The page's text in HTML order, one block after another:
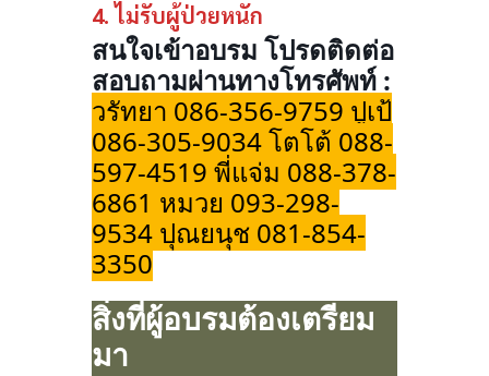
4. ไม่รับผู้ป่วยหนัก
สนใจเข้าอบรม โปรดติดต่อ
สอบถามผ่านทางโทรศัพท์ :
วรัทยา 086-356-9759 ปูเป้
086-305-9034 โตโต้ 088-
597-4519 พี่แจ่ม 088-378-
6861 หมวย 093-298-
9534 ปุณยนุช 081-854-
3350
สิ่งที่ผู้อบรมต้องเตรียม
มา